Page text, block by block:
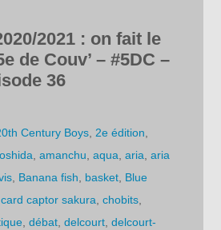
2021 : on fait le
de Couv’ – #5DC –
36
Century Boys 2e édition
,amanchu ,aqua ,aria ,aria
Banana fish basket Blue
,card captor sakura ,chobits
,débat ,delcourt ,delcourt-